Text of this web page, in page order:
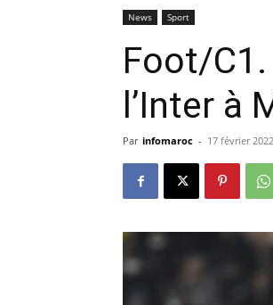
News Sport
Foot/
l’Inter à
Par infomaroc - 17 février 2022